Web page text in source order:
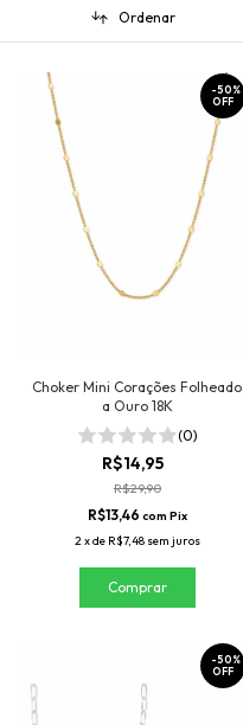
Ordenar
Choker Mini Corações Folheado
a Ouro 18K
(0)
R$14,95
-50%
OFF
R$29,90
R$13,46 com Pix
2xde R$7,48 sem juros
-50%
OFF